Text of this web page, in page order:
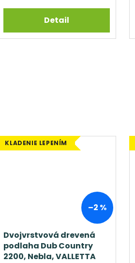
Detail
KLADENIE LEPENÍM
–2 %
Dvojvrstvová drevená
podlaha Dub Country
2200, Nebla, VALLETTA